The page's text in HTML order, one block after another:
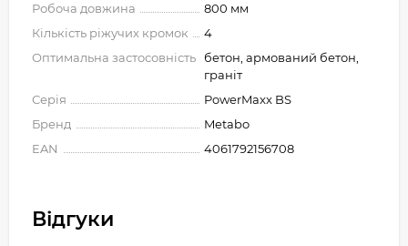
Робоча довжина
800 мм
Кількість ріжучих кромок
4
Оптимальна застосовність
бетон, армований бетон,
граніт
Серія
PowerMaxx BS
Бренд
Metabo
EAN
4061792156708
Відгуки